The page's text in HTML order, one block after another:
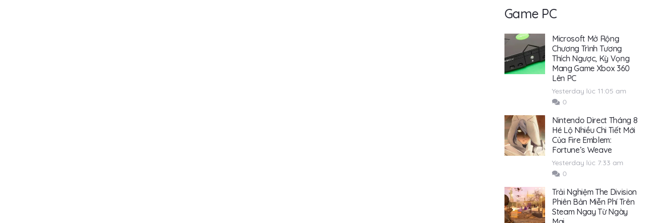
Game PC
Microsoft Mở Rộng
Chương Trình Tương
Thích Ngược, Kỳ Vọng
Mang Game Xbox 360
Lên PC
Yesterday lúc 11:05 am
0
Nintendo Direct Tháng 8
Hé Lộ Nhiều Chi Tiết Mới
Của Fire Emblem:
Fortune’s Weave
Yesterday lúc 7:33 am
0
Trải Nghiệm The Division
Phiên Bản Miễn Phí Trên
Steam Ngay Từ Ngày